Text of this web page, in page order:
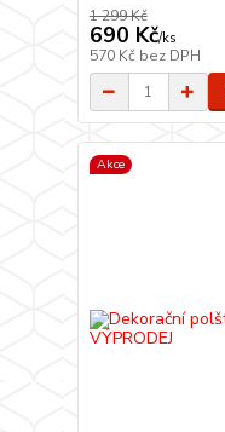
1 299 Kč
690 Kč/ks
570 Kč bez DPH
Akce